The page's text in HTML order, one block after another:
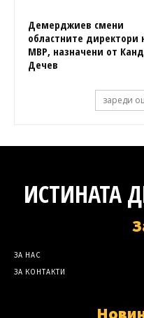
Демерджиев смени
областните директори
МВР, назначени от
Дечев
зареди
ИСТИНАТА
ЗА НАС
ЗА КОНТАКТИ